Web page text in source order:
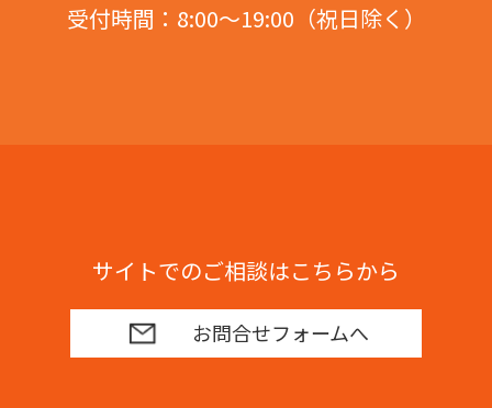
受付時間：8:00～19:00（祝日除く）
サイトでのご相談はこちらから
お問合せフォームへ